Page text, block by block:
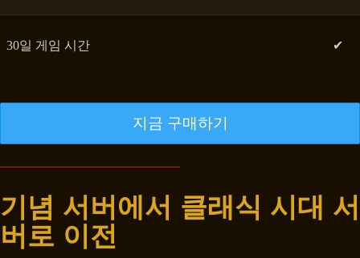
30일 게임 시간 ✔
지금 구매하기
기념 서버에서 클래식 시대 서
버로 이전